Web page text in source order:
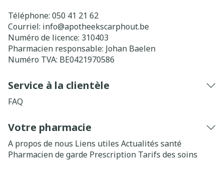
Téléphone: 050 41 21 62
Courriel: info@apotheekscarphout.be
Numéro de licence: 310403
Pharmacien responsable: Johan Baelen
Numéro TVA: BE0421970586
Service à la clientèle
FAQ
Votre pharmacie
A propos de nous Liens utiles Actualités santé
Pharmacien de garde Prescription Tarifs des soins